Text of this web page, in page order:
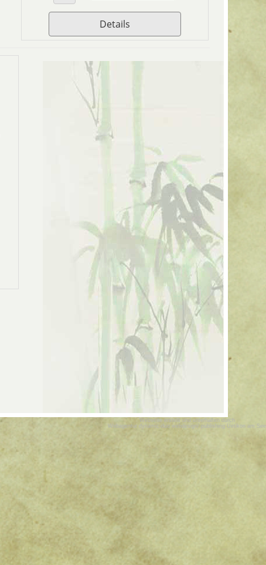
Details
Webseite erstellt und unterhalten durch
Webagentur dynamic-duo webdesign/-publishing Uetikon am See